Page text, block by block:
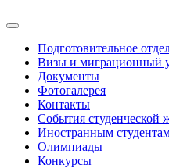
Подготовительное
Визы и миграционный
Документы
Фотогалерея
Контакты
События студенческой
Иностранным
Олимпиады
Конкурсы